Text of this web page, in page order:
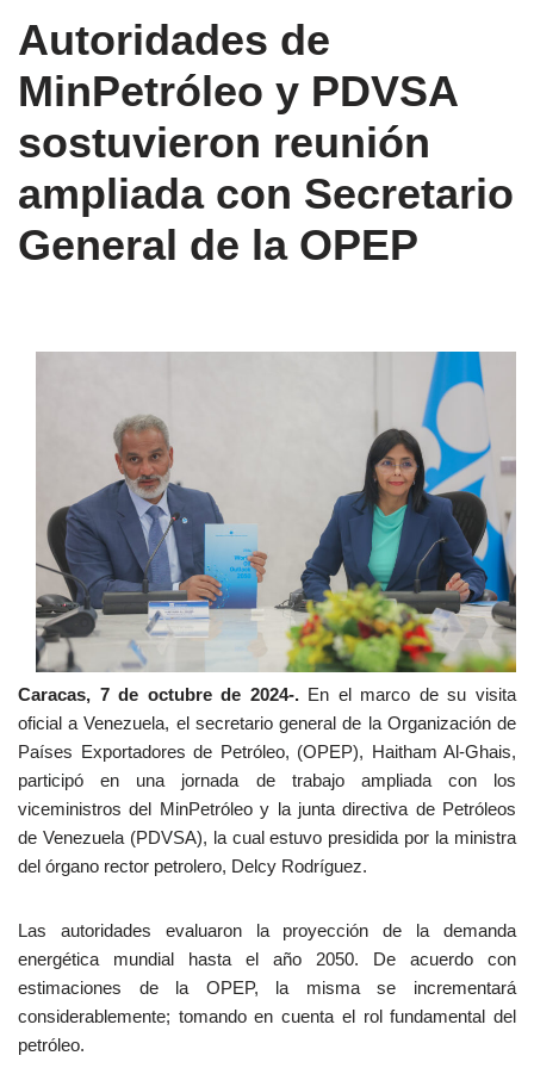
Autoridades de
MinPetróleo y PDVSA
sostuvieron reunión
ampliada con Secretario
General de la OPEP
Caracas, 7 de octubre de 2024-.En el marco de su visita
oficial a Venezuela, el secretario general de la Organización de
Países Exportadores de Petróleo, (OPEP), Haitham Al-Ghais,
participó en una jornada de trabajo ampliada con los
viceministros del MinPetróleo y la junta directiva de Petróleos
de Venezuela (PDVSA), la cual estuvo presidida por la ministra
del órgano rector petrolero, Delcy Rodríguez.
Las autoridades evaluaron la proyección de la demanda
energética mundial hasta el año 2050. De acuerdo con
estimaciones de la OPEP, la misma se incrementará
considerablemente; tomando en cuenta el rol fundamental del
petróleo.